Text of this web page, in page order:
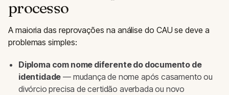
processo
A maioria das reprovações na análise do CAU se deve a
problemas simples:
Diploma com nome diferente do documento de
identidade — mudança de nome após casamento ou
divórcio precisa de certidão averbada ou novo